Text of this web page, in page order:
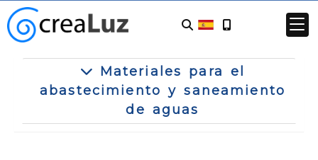
Materiales para el
abastecimiento y saneamiento
de aguas